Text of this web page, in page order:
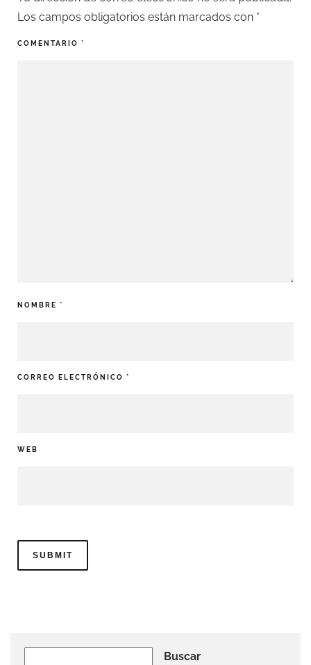
Los campos obligatorios están marcados con *
COMENTARIO *
NOMBRE *
CORREO ELECTRÓNICO *
WEB
Buscar